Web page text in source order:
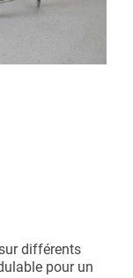
différents
pour un